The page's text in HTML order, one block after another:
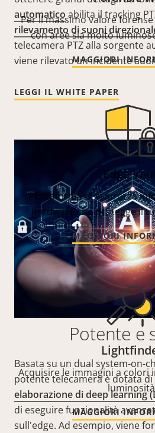
automatico abilita il tracking
rilevamento di suoni
telecamera PTZ alla sorgente
viene rilevato un incidente
LEGGI IL WHITE PAPER
Potente e
Basata su un dual system-on-
potente telecamera è dotata
elaborazione di deep learning
di eseguire funzionalità
sull'edge. Ad esempio, viene
Per il massimo valore
con aree sia molto
MAGGIORI
Edge
Piattaforma di sicurezza
hardware che protegge il
MAGGIORI
Acquisire le immagini a colori
MAGGIORI